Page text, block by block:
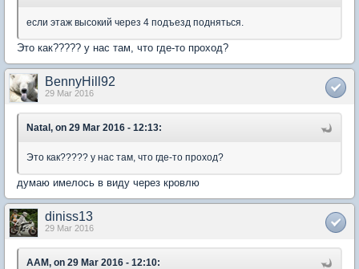
если этаж высокий через 4 подъезд подняться.
Это как????? у нас там, что где-то проход?
BennyHill92
29 Mar 2016
Natal, on 29 Mar 2016 - 12:13:
Это как????? у нас там, что где-то проход?
думаю имелось в виду через кровлю
diniss13
29 Mar 2016
AAM, on 29 Mar 2016 - 12:10: